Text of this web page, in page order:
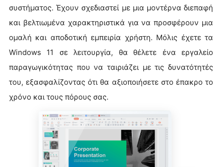
συστήματος. Έχουν σχεδιαστεί με μια μοντέρνα διεπαφή
και βελτιωμένα χαρακτηριστικά για να προσφέρουν μια
ομαλή και αποδοτική εμπειρία χρήστη. Μόλις έχετε τα
Windows 11 σε λειτουργία, θα θέλετε ένα εργαλείο
παραγωγικότητας που να ταιριάζει με τις δυνατότητές
του, εξασφαλίζοντας ότι θα αξιοποιήσετε στο έπακρο το
χρόνο και τους πόρους σας.